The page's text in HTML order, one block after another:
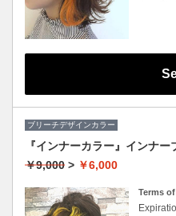
ブリーチデザインカラー
『インナーカラー』インナ
￥9,000 > ￥6,000
Terms